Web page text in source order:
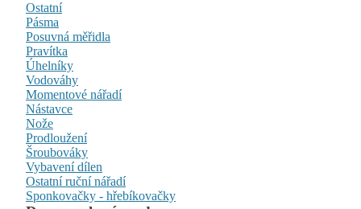
Ostatní
Pásma
Posuvná měřidla
Pravítka
Úhelníky
Vodováhy
Momentové nářadí
Nástavce
Nože
Prodloužení
Šroubováky
Vybavení dílen
Ostatní ruční nářadí
Sponkovačky - hřebíkovačky